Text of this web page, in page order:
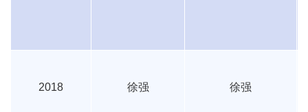
2018 徐强 徐强